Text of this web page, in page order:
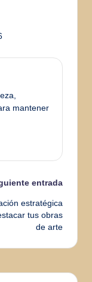
mantener
entrada
estratégica
tus obras
de arte